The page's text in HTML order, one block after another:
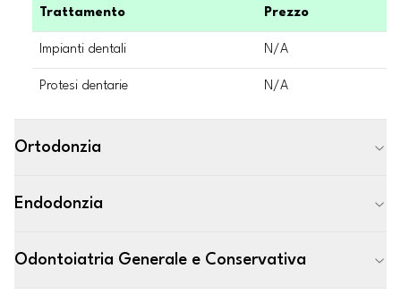
Trattamento Prezzo
Impianti dentali N/A
Protesi dentarie N/A
Ortodonzia
Endodonzia
Odontoiatria Generale e Conservativa